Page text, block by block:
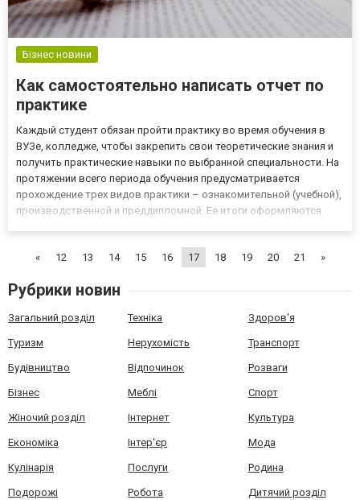
Бізнес новини
Как самостоятельно написать отчет по
практике
Каждый студент обязан пройти практику во время обучения в
ВУЗе, колледже, чтобы закрепить свои теоретические знания и
получить практические навыки по выбранной специальности. На
протяжении всего периода обучения предусматривается
прохождение трех видов практики – ознакомительной (учебной),
производственной и преддипломной. Ее итоги оформляются
«
12 13 14 15 16 17 18 19 20 21 »
Рубрики новин
Загальний розділ Техніка Здоров'я
Туризм Нерухомість Транспорт
Будівництво Відпочинок Розваги
Бізнес Меблі Спорт
Жіночий розділ Інтернет Культура
Економіка Інтер'єр Мода
Кулінарія Послуги Родина
Подорожі Робота Дитячий розділ